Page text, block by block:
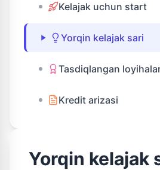
Kelajak uchun start
Yorqin kelajak sari
Tasdiqlangan
Kredit arizasi
Yorqin kelajak